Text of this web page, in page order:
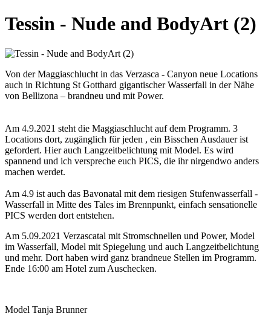
Tessin - Nude and BodyArt (2)
Von der Maggiaschlucht in das Verzasca - Canyon neue Locations
auch in Richtung St Gotthard gigantischer Wasserfall in der Nähe
von Bellizona – brandneu und mit Power.
Am 4.9.2021 steht die Maggiaschlucht auf dem Programm. 3
Locations dort, zugänglich für jeden , ein Bisschen Ausdauer ist
gefordert. Hier auch Langzeitbelichtung mit Model. Es wird
spannend und ich verspreche euch PICS, die ihr nirgendwo anders
machen werdet.
Am 4.9 ist auch das Bavonatal mit dem riesigen Stufenwasserfall -
Wasserfall in Mitte des Tales im Brennpunkt, einfach sensationelle
PICS werden dort entstehen.
Am 5.09.2021 Verzascatal mit Stromschnellen und Power, Model
im Wasserfall, Model mit Spiegelung und auch Langzeitbelichtung
und mehr. Dort haben wird ganz brandneue Stellen im Programm.
Ende 16:00 am Hotel zum Auschecken.
Model Tanja Brunner